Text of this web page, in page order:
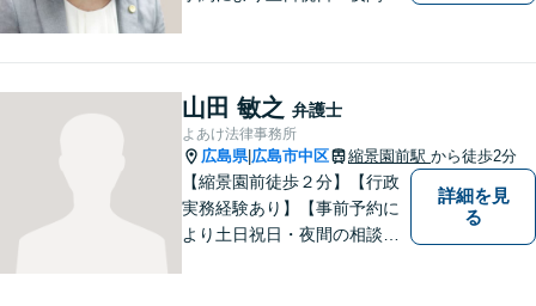
務、交通事故、相続・遺言・
後見、離婚問題、刑事事件な
ど。
山田 敏之 弁護士
よあけ法律事務所
広島県| 広島市中区 縮景園前駅 から徒歩2分
【縮景園前徒歩２分】【行政
実務経験あり】【事前予約に
より土日祝日・夜間の相談
詳細を見
る